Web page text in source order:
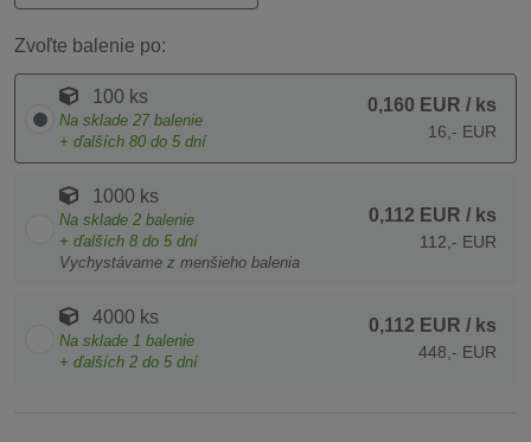
Zvoľte balenie po:
100 ks
Na sklade 27 balenie
+ ďalších 80 do 5 dní
0,160 EUR / ks
16,- EUR
1000 ks
Na sklade 2 balenie
+ ďalších 8 do 5 dní
Vychystávame z menšieho balenia
0,112 EUR / ks
112,- EUR
4000 ks
Na sklade 1 balenie
+ ďalších 2 do 5 dní
0,112 EUR / ks
448,- EUR